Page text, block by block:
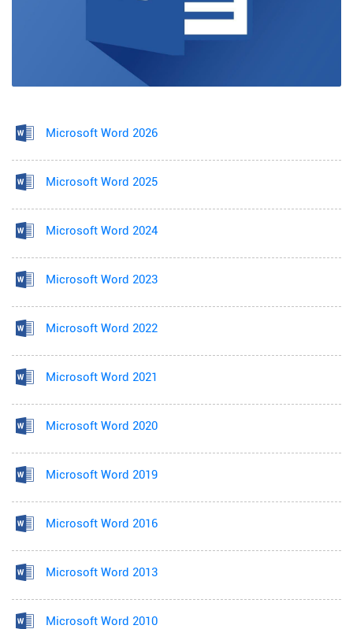
Microsoft Word 2026
Microsoft Word 2025
Microsoft Word 2024
Microsoft Word 2023
Microsoft Word 2022
Microsoft Word 2021
Microsoft Word 2020
Microsoft Word 2019
Microsoft Word 2016
Microsoft Word 2013
Microsoft Word 2010